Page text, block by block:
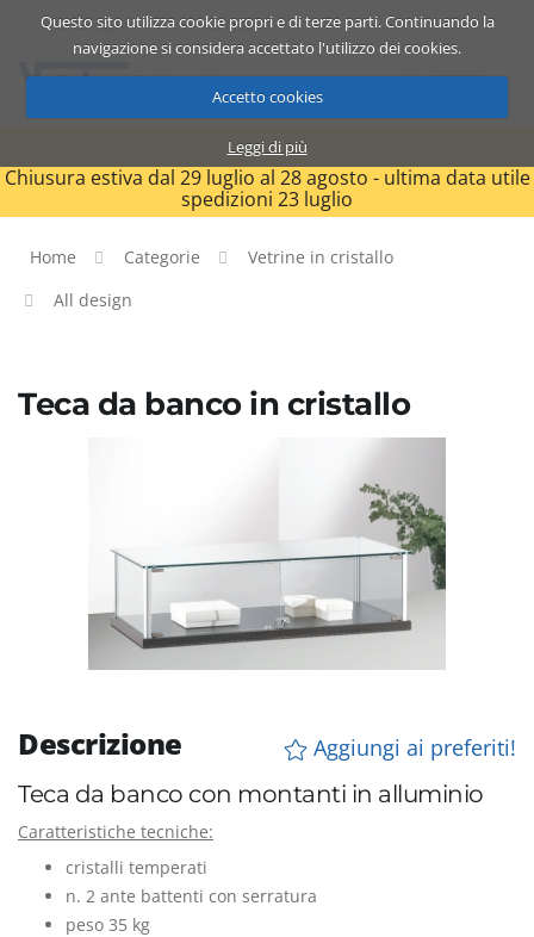
Questo sito utilizza cookie propri e di terze parti. Continuando la
navigazione si considera accettato l'utilizzo dei cookies.
Accetto cookies
Leggi di più
Catalogo Carrello ITA
Chiusura estiva dal 29 luglio al 28 agosto - ultima data utile
spedizioni 23 luglio
Home Categorie
Vetrine in cristallo
All design
Teca da banco in cristallo
Descrizione
Aggiungi ai preferiti!
Teca da banco con montanti in alluminio
Caratteristiche tecniche:
cristalli temperati
n. 2 ante battenti con serratura
peso 35 kg